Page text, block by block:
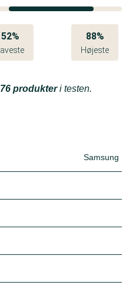
52% 88%
Højeste
76 produkteri testen.
Samsung